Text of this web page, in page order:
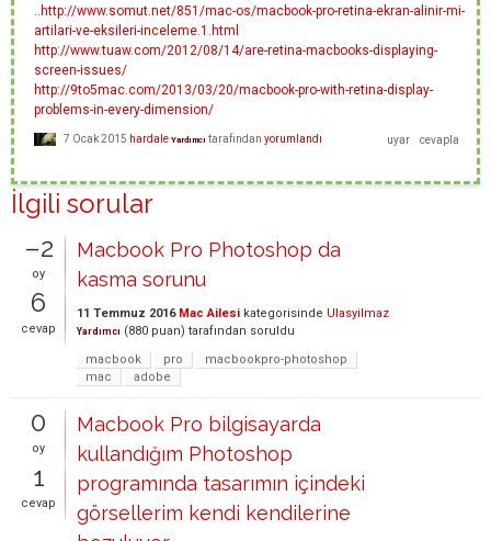
.. http://www.somut.net/851/mac-os/macbook-pro-retina-ekran-alinir-mi-
artilari-ve-eksileri-inceleme.1.html
http://www.tuaw.com/2012/08/14/are-retina-macbooks-displaying-
screen-issues/
http://9to5mac.com/2013/03/20/macbook-pro-with-retina-display-
problems-in-every-dimension/
7 Ocak 2015 hardale Yardımcı tarafından yorumlandı
İlgili sorular
–2
oy
6
cevap
Macbook Pro Photoshop da
kasma sorunu
11 Temmuz 2016 Mac Ailesi kategorisinde Ulasyilmaz
Yardımcı (880 puan) tarafından soruldu
macbook
pro
macbookpro-photoshop
mac
adobe
0
oy
1
cevap
Macbook Pro bilgisayarda
kullandığım Photoshop
programında tasarımın içindeki
görsellerim kendi kendilerine